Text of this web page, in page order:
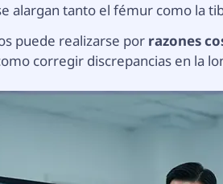
alargan tanto el fémur como la
puede realizarse por razones
corregir discrepancias en la